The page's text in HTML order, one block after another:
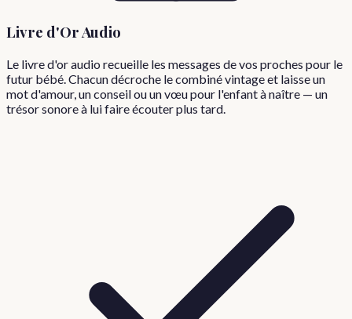
Livre d'Or Audio
Le livre d'or audio recueille les messages de vos proches pour le
futur bébé. Chacun décroche le combiné vintage et laisse un
mot d'amour, un conseil ou un vœu pour l'enfant à naître — un
trésor sonore à lui faire écouter plus tard.